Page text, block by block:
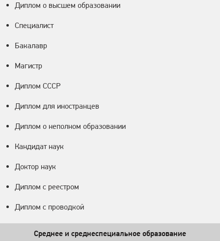
Диплом о высшем образовании
Специалист
Бакалавр
Магистр
Диплом СССР
Диплом для иностранцев
Диплом о неполном образовании
Кандидат наук
Доктор наук
Диплом с реестром
Диплом с проводкой
Среднее и среднеспециальное образование